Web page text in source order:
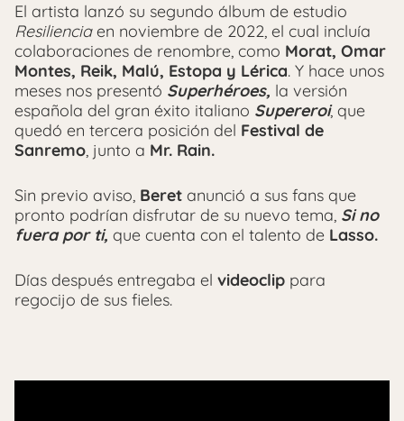
El artista lanzó su segundo álbum de estudio
Resilienciaen noviembre de 2022, el cual incluía
colaboraciones de renombre, como Morat, Omar
Montes, Reik, Malú, Estopa y Lérica. Y hace unos
meses nos presentó Superhéroes, la versión
española del gran éxito italiano Supereroi, que
quedó en tercera posición del Festival de
Sanremo, junto a Mr. Rain.
Sin previo aviso, Beret anunció a sus fans que
pronto podrían disfrutar de su nuevo tema, Si no
fuera por ti, que cuenta con el talento de Lasso.
Días después entregaba el videoclip para
regocijo de sus fieles.